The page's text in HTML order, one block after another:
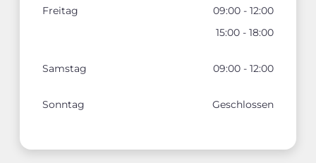
Freitag
09:00 - 12:00
15:00 - 18:00
Samstag 09:00 - 12:00
Sonntag Geschlossen